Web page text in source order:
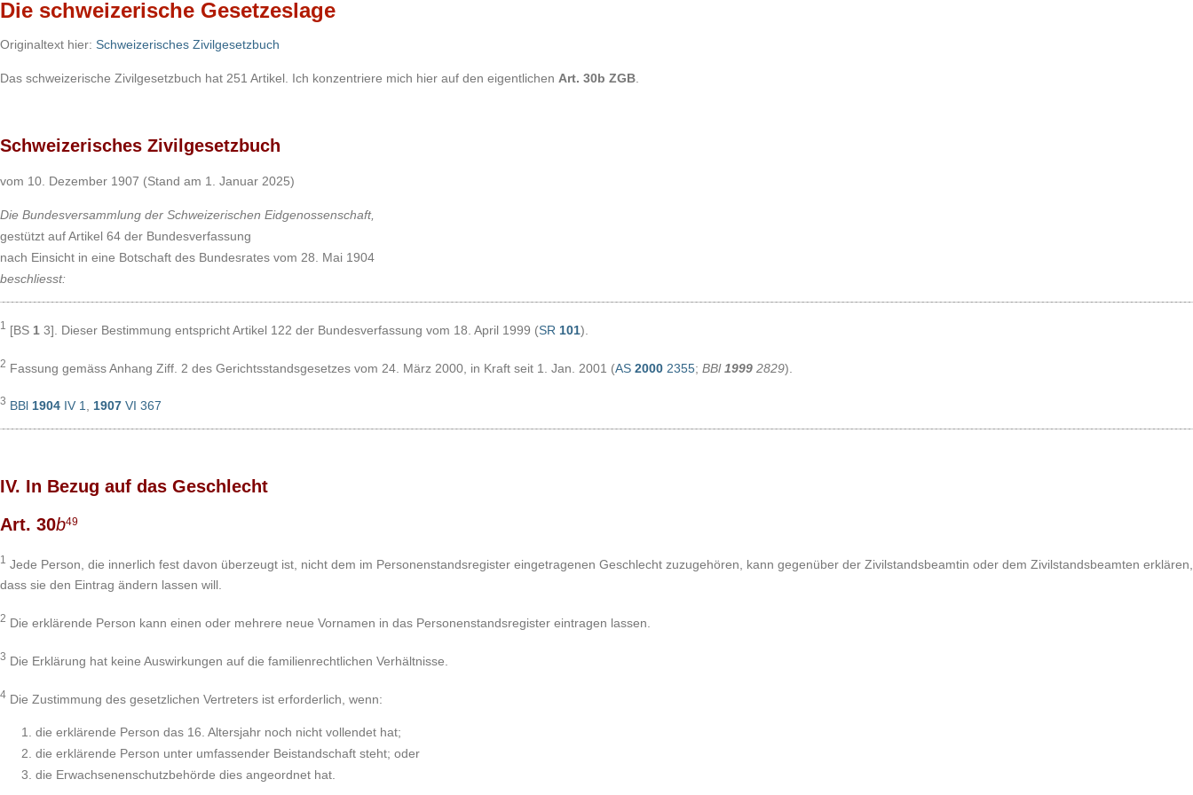
Die schweizerische Gesetzeslage
Originaltext hier: Schweizerisches Zivilgesetzbuch
Das schweizerische Zivilgesetzbuch hat 251 Artikel. Ich konzentriere mich hier auf den eigentlichen Art. 30b ZGB
Schweizerisches Zivilgesetzbuch
vom 10. Dezember 1907 (Stand am 1. Januar 2025)
Die Bundesversammlung der Schweizerischen Eidgenossenschaft,
gestützt auf Artikel 64 der Bundesverfassung
nach Einsicht in eine Botschaft des Bundesrates vom 28. Mai 1904
beschliesst:
1 [BS 1 3]. Dieser Bestimmung entspricht Artikel 122 der Bundesverfassung vom 18. April 1999 (SR 101).
2 Fassung gemäss Anhang Ziff. 2 des Gerichtsstandsgesetzes vom 24. März 2000, in Kraft seit 1. Jan. 2001 (AS 2000 2355; BBl1999 2829).
3 BBl 1904 IV 1 1907 VI 367
IV. In Bezug auf das Geschlecht
Art. 30b49
1 Jede Person, die innerlich fest davon überzeugt ist, nicht dem im Personenstandsregister eingetragenen Geschlecht zuzugehören, kann gegenüber der Zivilstandsbeamtin oder dem Zivilstandsbeamten erklären,
dass sie den Eintrag ändern lassen will.
2 Die erklärende Person kann einen oder mehrere neue Vornamen in das Personenstandsregister eintragen lassen.
3 Die Erklärung hat keine Auswirkungen auf die familienrechtlichen Verhältnisse.
4 Die Zustimmung des gesetzlichen Vertreters ist erforderlich, wenn:
die erklärende Person das 16. Altersjahr noch nicht vollendet hat;
die erklärende Person unter umfassender Beistandschaft steht; oder
die Erwachsenenschutzbehörde dies angeordnet hat.